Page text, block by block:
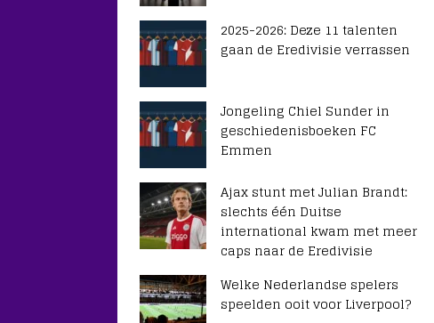
2025-2026: Deze 11 talenten
gaan de Eredivisie verrassen
Jongeling Chiel Sunder in
geschiedenisboeken FC
Emmen
Ajax stunt met Julian Brandt:
slechts één Duitse
international kwam met meer
caps naar de Eredivisie
Welke Nederlandse spelers
speelden ooit voor Liverpool?